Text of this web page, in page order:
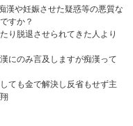
漢や妊娠させた疑惑等の悪質な
すか？
り脱退させられてきた人より
にのみ言及しますが痴漢って
ても金で解決し反省もせず主